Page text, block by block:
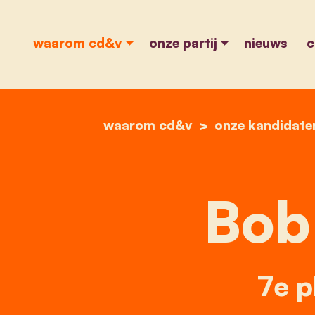
waarom cd&v onze partij nieuws
waarom cd&v onze
7e